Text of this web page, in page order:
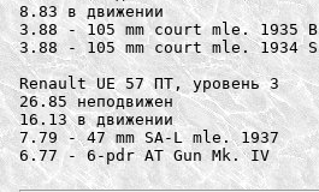
8.83 в движении
3.88 - 105 mm court mle. 1935 B
3.88 - 105 mm court mle. 1934 S
Renault UE 57 ПТ, уровень 3
26.85 неподвижен
16.13 в движении
7.79 - 47 mm SA-L mle. 1937
6.77 - 6-pdr AT Gun Mk. IV